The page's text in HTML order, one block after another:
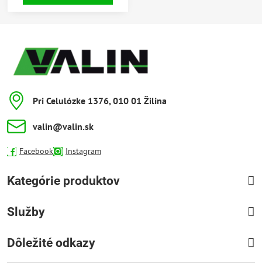
Pri Celulózke 1376, 010 01 Žilina
valin​@valin​.sk
Facebook Instagram
Kategórie produktov
Služby
Dôležité odkazy